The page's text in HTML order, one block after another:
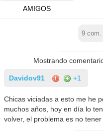
AMIGOS
9 com.
Mostrando
Davidov91 +1
Chicas viciadas a esto me he
muchos años, hoy en día lo
volver, el problema es no tener